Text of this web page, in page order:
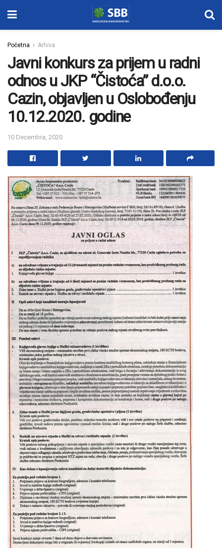
Početna Arhiva
Javni konkurs za prijem u radni
odnos u JKP “Čistoća” d.o.o.
Cazin, objavljen u Oslobođenju
10.12.2020. godine
10 Decembra, 2020